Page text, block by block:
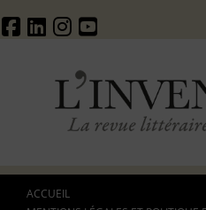
ACCUEIL